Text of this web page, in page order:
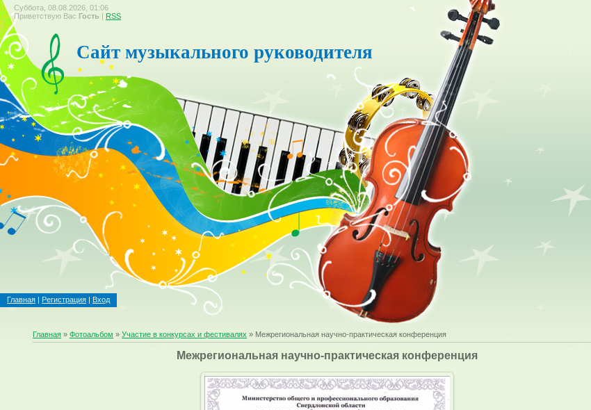
Суббота, 08.08.2026, 01:06
Приветствую Вас Гость | RSS
Сайт музыкального руководителя
Главная | Регистрация | Вход
Главная »Фотоальбом »Участие в конкурсах и фестивалях » Межрегиональная научно-практическая конференция
Межрегиональная научно-практическая конференция